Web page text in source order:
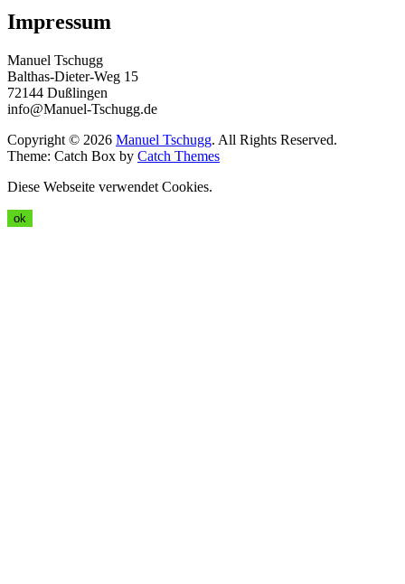
Impressum
Manuel Tschugg
Balthas-Dieter-Weg 15
72144 Dußlingen
info@Manuel-Tschugg.de
Copyright © 2026 Manuel Tschugg. All Rights Reserved.
Theme: Catch Box by Catch Themes
Diese Webseite verwendet Cookies.